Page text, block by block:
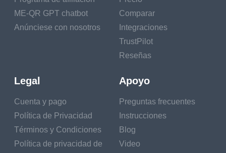
ME-QR GPT chatbot
Anúnciese con nosotros
Comparar
Integraciones
TrustPilot
Reseñas
Legal
Cuenta y pago
Política de Privacidad
Términos y Condiciones
Política de privacidad de
Apoyo
Preguntas frecuentes
Instrucciones
Blog
Video